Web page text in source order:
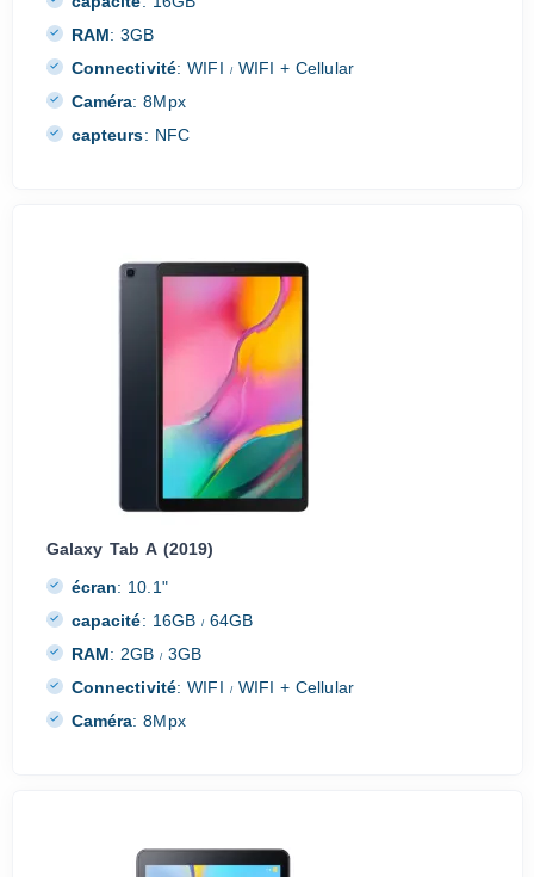
RAM: 3GB
Connectivité: WIFI /WIFI + Cellular
Caméra: 8Mpx
capteurs: NFC
Galaxy Tab A (2019)
écran: 10.1"
capacité: 16GB/ 64GB
RAM: 2GB/ 3GB
Connectivité: WIFI /WIFI + Cellular
Caméra: 8Mpx